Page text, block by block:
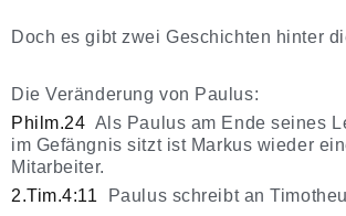
Doch es gibt zwei Geschichten hinter
Die Veränderung von Paulus:
Philm.24 Als Paulus am Ende seines
im Gefängnis sitzt ist Markus wieder
Mitarbeiter.
2.Tim.4:11
Paulus schreibt an